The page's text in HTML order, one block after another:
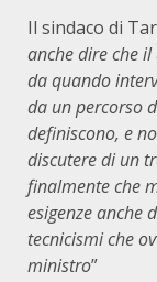
Il sindaco di
anche dire che
da quando
da un percorso
definiscono, e
discutere di un
finalmente che
esigenze anche
tecnicismi che
ministro”